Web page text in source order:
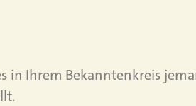
in Ihrem Bekanntenkreis